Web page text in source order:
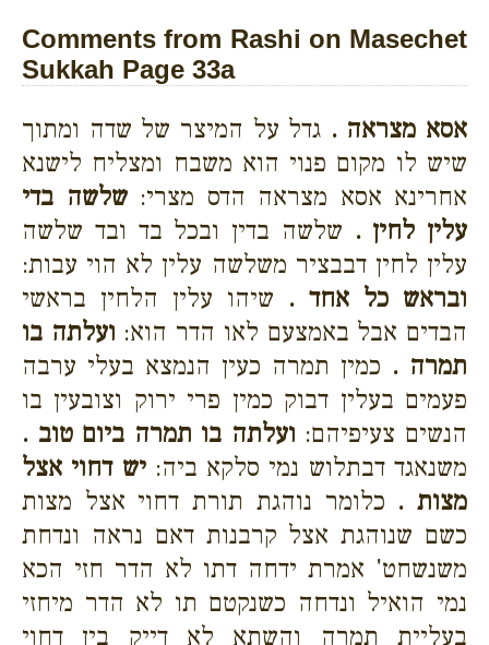
Comments from Rashi on Masechet
Sukkah Page 33a
אסא מצראה . גדל על המיצר של שדה ומתוך
שיש לו מקום פנוי הוא משבח ומצליח לישנא
אחרינא אסא מצראה הדס מצרי:שלשה בדי
עלין לחין . שלשה בדין ובכל בד ובד שלשה
עלין לחין דבבציר משלשה עלין לא הוי עבות:
ובראש כל אחד . שיהו עלין הלחין בראשי
הבדים אבל באמצעם לאו הדר הוא: ועלתה בו
תמרה . כמין תמרה כעין הנמצא בעלי ערבה
פעמים בעלין דבוק כמין פרי ירוק וצובעין בו
הנשים צעיפיהם: ועלתה בו תמרה ביום טוב .
משנאגד דבתלוש נמי סלקא ביה:יש דחוי אצל
מצות . כלומר נוהגת תורת דחוי אצל מצות
כשם שנוהגת אצל קרבנות דאם נראה ונדחת
משנשחט' אמרת ידחה דתו לא הדר חזי הכא
נמי הואיל ונדחה כשנקטם תו לא הדר מיחזי
בעליית תמרה והשתא לא דייק בין דחוי